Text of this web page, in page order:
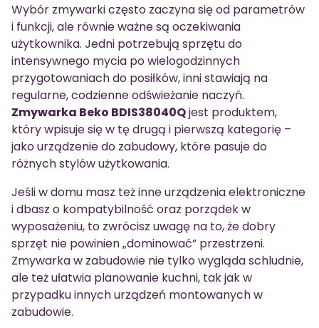
Wybór zmywarki często zaczyna się od parametrów
i funkcji, ale równie ważne są oczekiwania
użytkownika. Jedni potrzebują sprzętu do
intensywnego mycia po wielogodzinnych
przygotowaniach do posiłków, inni stawiają na
regularne, codzienne odświeżanie naczyń.
Zmywarka Beko BDIS38040Qjest produktem,
który wpisuje się w tę drugą i pierwszą kategorię –
jako urządzenie do zabudowy, które pasuje do
różnych stylów użytkowania.
Jeśli w domu masz też inne urządzenia elektroniczne
i dbasz o kompatybilność oraz porządek w
wyposażeniu, to zwrócisz uwagę na to, że dobry
sprzęt nie powinien „dominować” przestrzeni.
Zmywarka w zabudowie nie tylko wygląda schludnie,
ale też ułatwia planowanie kuchni, tak jak w
przypadku innych urządzeń montowanych w
zabudowie.